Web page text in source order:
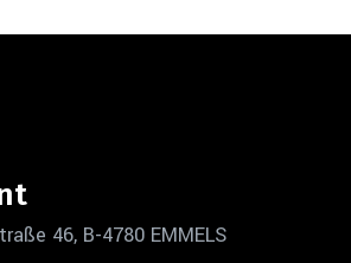
46, B-4780 EMMELS